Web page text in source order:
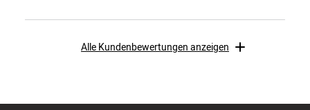
Alle Kundenbewertungen anzeigen